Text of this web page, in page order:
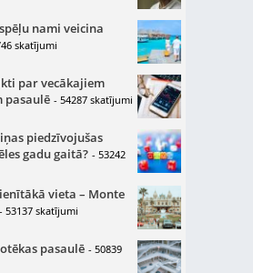
nami veicina
skatījumi
par vecākajiem
pasaulē - 54287 skatījumi
piedzīvojušas
gadu gaitā? - 53242
vieta – Monte
- 53137 skatījumi
pasaulē - 50839